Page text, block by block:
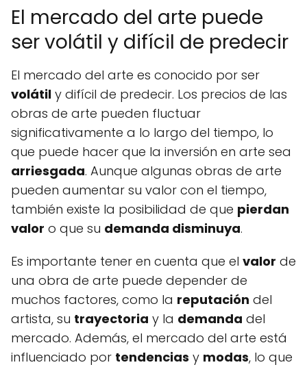
El mercado del arte puede
ser volátil y difícil de predecir
El mercado del arte es conocido por ser
volátil y difícil de predecir. Los precios de las
obras de arte pueden fluctuar
significativamente a lo largo del tiempo, lo
que puede hacer que la inversión en arte sea
arriesgada. Aunque algunas obras de arte
pueden aumentar su valor con el tiempo,
también existe la posibilidad de que pierdan
valor o que su demanda disminuya.
Es importante tener en cuenta que el valor de
una obra de arte puede depender de
muchos factores, como la reputación del
artista, su trayectoria y la demanda del
mercado. Además, el mercado del arte está
influenciado por tendencias y modas, lo que